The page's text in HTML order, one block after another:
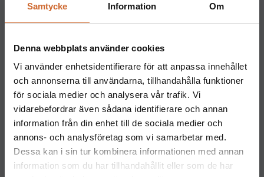
Samtycke Information Om
Denna webbplats använder cookies
Vi använder enhetsidentifierare för att anpassa innehållet
och annonserna till användarna, tillhandahålla funktioner
för sociala medier och analysera vår trafik. Vi
vidarebefordrar även sådana identifierare och annan
information från din enhet till de sociala medier och
annons- och analysföretag som vi samarbetar med.
Dessa kan i sin tur kombinera informationen med annan
information som du har tillhandahållit eller som de har
malmo@maskinparken.se
Maskinparken Uppsala
Maskinparken Västerås
021-81 11 70
vasteras@maskinparken.se
Maskinparken Halmstad